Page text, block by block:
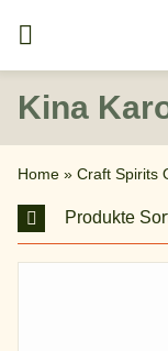
Inhalt
springen
Kina
Home» Craft Spirits
Produkte